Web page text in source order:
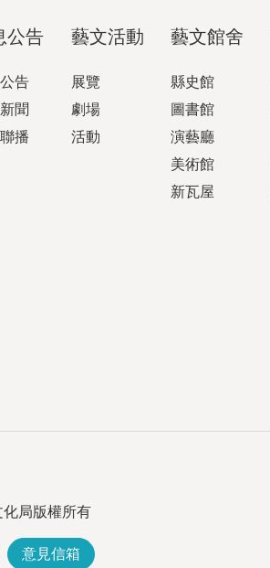
公告
告
聞
播
藝文活動
展覽
劇場
活動
藝文館舍
縣史館
圖書館
演藝廳
美術館
新瓦屋
局版權所有
意見信箱